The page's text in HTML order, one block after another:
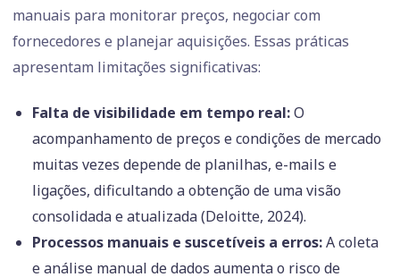
manuais para monitorar preços, negociar com
fornecedores e planejar aquisições. Essas práticas
apresentam limitações significativas:
Falta de visibilidade em tempo real:O
acompanhamento de preços e condições de mercado
muitas vezes depende de planilhas, e-mails e
ligações, dificultando a obtenção de uma visão
consolidada e atualizada (Deloitte, 2024).
Processos manuais e suscetíveis a erros:A coleta
e análise manual de dados aumenta o risco de